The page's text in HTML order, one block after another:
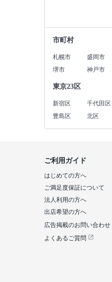
市町村
札幌市 盛岡市
堺市
神戸市
東京23区
新宿区 千代田区
豊島区
北区
ご利用ガイド
はじめての方へ
ご満足度保証について
法人利用の方へ
出店希望の方へ
広告掲載のお問い合わせ
よくあるご質問